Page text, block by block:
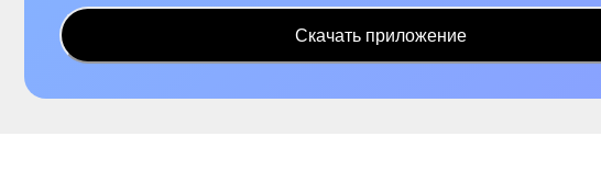
Скачать приложение